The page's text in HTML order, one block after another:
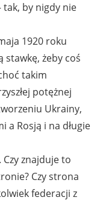
tak, by nigdy nie
1920 roku
stawkę, żeby coś
takim
potężnej
Ukrainy,
a Rosją i na długie
znajduje to
Czy strona
federacji z